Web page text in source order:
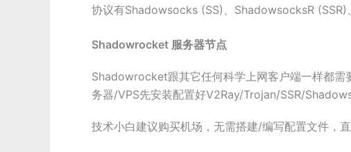
协议有Shadowsocks (SS)、ShadowsocksR (SSR)
Shadowrocket 服务器节点
Shadowrocket跟其它任何科学上网客户端一样都需
务器/VPS先安装配置好V2Ray/Trojan/SSR/
技术小白建议购买机场，无需搭建/编写配置文件，